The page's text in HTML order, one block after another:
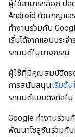
ผู้ใช้สามารถล็อก ป
Android ด้วยกุญแจ
ทำงานร่วมกับ
เริ่มได้จากแอปประ
รถยนต์ในบางกรณี
ผู้ใช้ที่มีคุณสมบัติตร
การสนับสนุนเริ่มต้
รถยนต์แบบดิจิทัลใน
Google ทำงานร่วม
พัฒนาโซลูชันร่วมกั